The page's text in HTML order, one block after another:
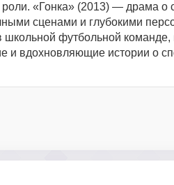
«Гонка» (2013) — драма о
сценами и глубокими
футбольной
и вдохновляющие истории о